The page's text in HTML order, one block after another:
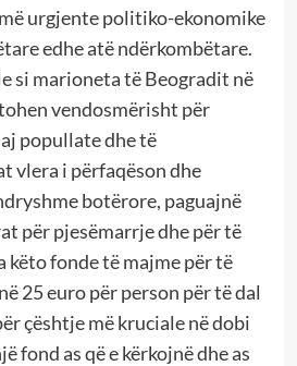
urgjente politiko-ekonomike
edhe atë ndërkombëtare.
si marioneta të Beogradit në
vendosmërisht për
popullate dhe të
vlera i përfaqëson dhe
botërore, paguajnë
për pjesëmarrje dhe për të
këto fonde të majme për të
25 euro për person për të dal
çështje më kruciale në dobi
fond as që e kërkojnë dhe as